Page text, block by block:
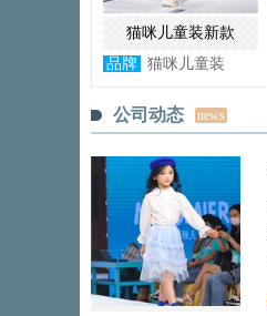
猫咪儿童装新款
品牌 猫咪儿童装
公司动态 news